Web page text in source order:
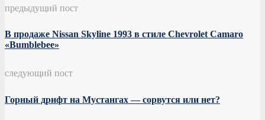
предыдущий пост
В продаже Nissan Skyline 1993 в стиле Chevrolet Camaro
«Bumblebee»
следующий пост
Горный дрифт на Мустангах — сорвутся или нет?